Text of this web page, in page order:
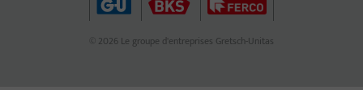
© 2026 Le groupe d'entreprises Gretsch-Unitas